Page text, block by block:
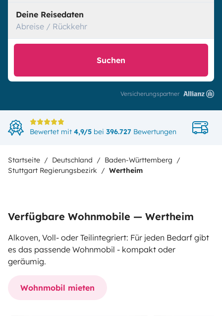
Deine Reisedaten
Abreise / Rückkehr
Suchen
Versicherungspartner
Bewertet mit 4,9/5 bei 396.727 Bewertungen
Startseite Deutschland
Baden-Württemberg
Stuttgart Regierungsbezirk
Wertheim
Verfügbare Wohnmobile — Wertheim
Alkoven, Voll- oder Teilintegriert: Für jeden Bedarf gibt
es das passende Wohnmobil - kompakt oder
geräumig.
Wohnmobil mieten